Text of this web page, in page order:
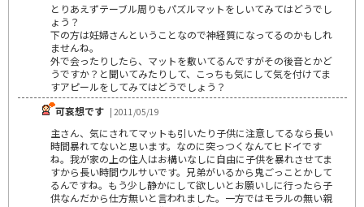
とりあえずテーブル周りもパズルマットをしいてみてはどうでし
ょう？
下の方は妊婦さんということなので神経質になってるのかもしれ
ませんね。
外で会ったりしたら、マットを敷いてるんですがその後音とかど
うですか？と聞いてみたりして、こっちも気にして気を付けてま
すアピールをしてみてはどうでしょう？
可哀想です | 2011/05/19
主さん、気にされてマットも引いたり子供に注意してるなら長い
時間暴れてないと思います。なのに突っつくなんてヒドイです
ね。我が家の上の住人はお構いなしに自由に子供を暴れさせてま
すから長い時間ウルサいです。兄弟がいるから鬼ごっことかして
るんですね。もう少し静かにして欲しいとお願いしに行ったら子
供なんだから仕方無いと言われました。一方ではモラルの無い親